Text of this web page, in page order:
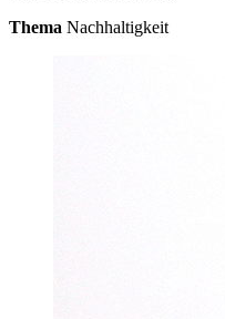
Thema Nachhaltigkeit